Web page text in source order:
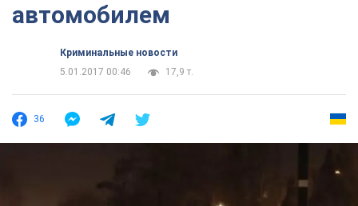
автомобилем
Криминальные новости
5.01.2017 00:46
17,9 т.
36